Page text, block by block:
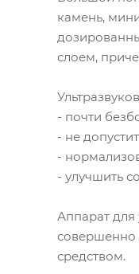
камень,
слоем,
- почти
- не
-
- улучшить
Аппарат
совершенно
средством.